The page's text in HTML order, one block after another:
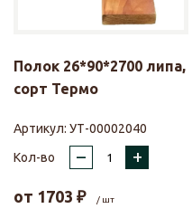
Полок 26*90*2700 липа,
сорт Термо
Артикул: УТ-00002040
Кол-во
– +
от 1703 ₽ / шт